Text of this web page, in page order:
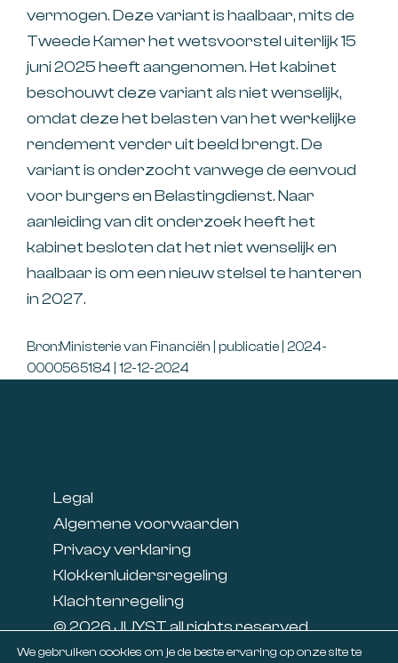
vermogen. Deze variant is haalbaar, mits de
Tweede Kamer het wetsvoorstel uiterlijk 15
juni 2025 heeft aangenomen. Het kabinet
beschouwt deze variant als niet wenselijk,
omdat deze het belasten van het werkelijke
rendement verder uit beeld brengt. De
variant is onderzocht vanwege de eenvoud
voor burgers en Belastingdienst. Naar
aanleiding van dit onderzoek heeft het
kabinet besloten dat het niet wenselijk en
haalbaar is om een nieuw stelsel te hanteren
in 2027.
Bron:Ministerie van Financiën | publicatie | 2024-
0000565184 | 12-12-2024
Legal
Algemene voorwaarden
Privacy verklaring
Klokkenluidersregeling
Klachtenregeling
© 2026 JUYST all rights reserved
Linkedin
We gebruiken cookies om je de beste ervaring op onze site te